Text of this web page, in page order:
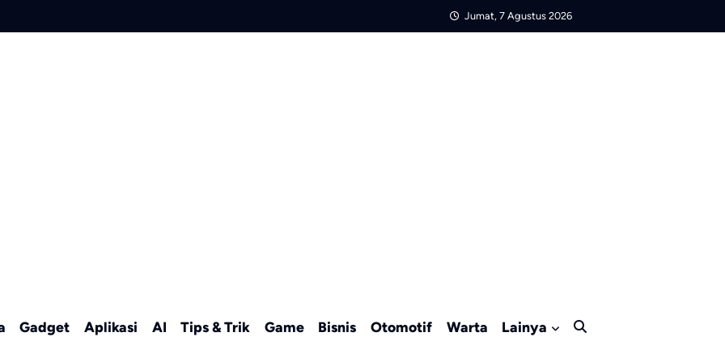
Jumat, 7 Agustus 2026
Gadget Aplikasi AI Tips & Trik Game Bisnis Otomotif Warta Lainya